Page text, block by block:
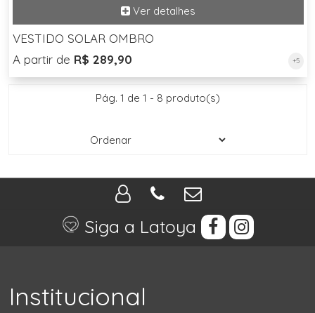
VESTIDO SOLAR OMBRO
A partir de R$ 289,90 +5
Pág. 1 de 1 - 8 produto(s)
Siga a Latoya
Institucional